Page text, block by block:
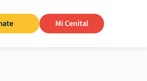
Mi Cenital